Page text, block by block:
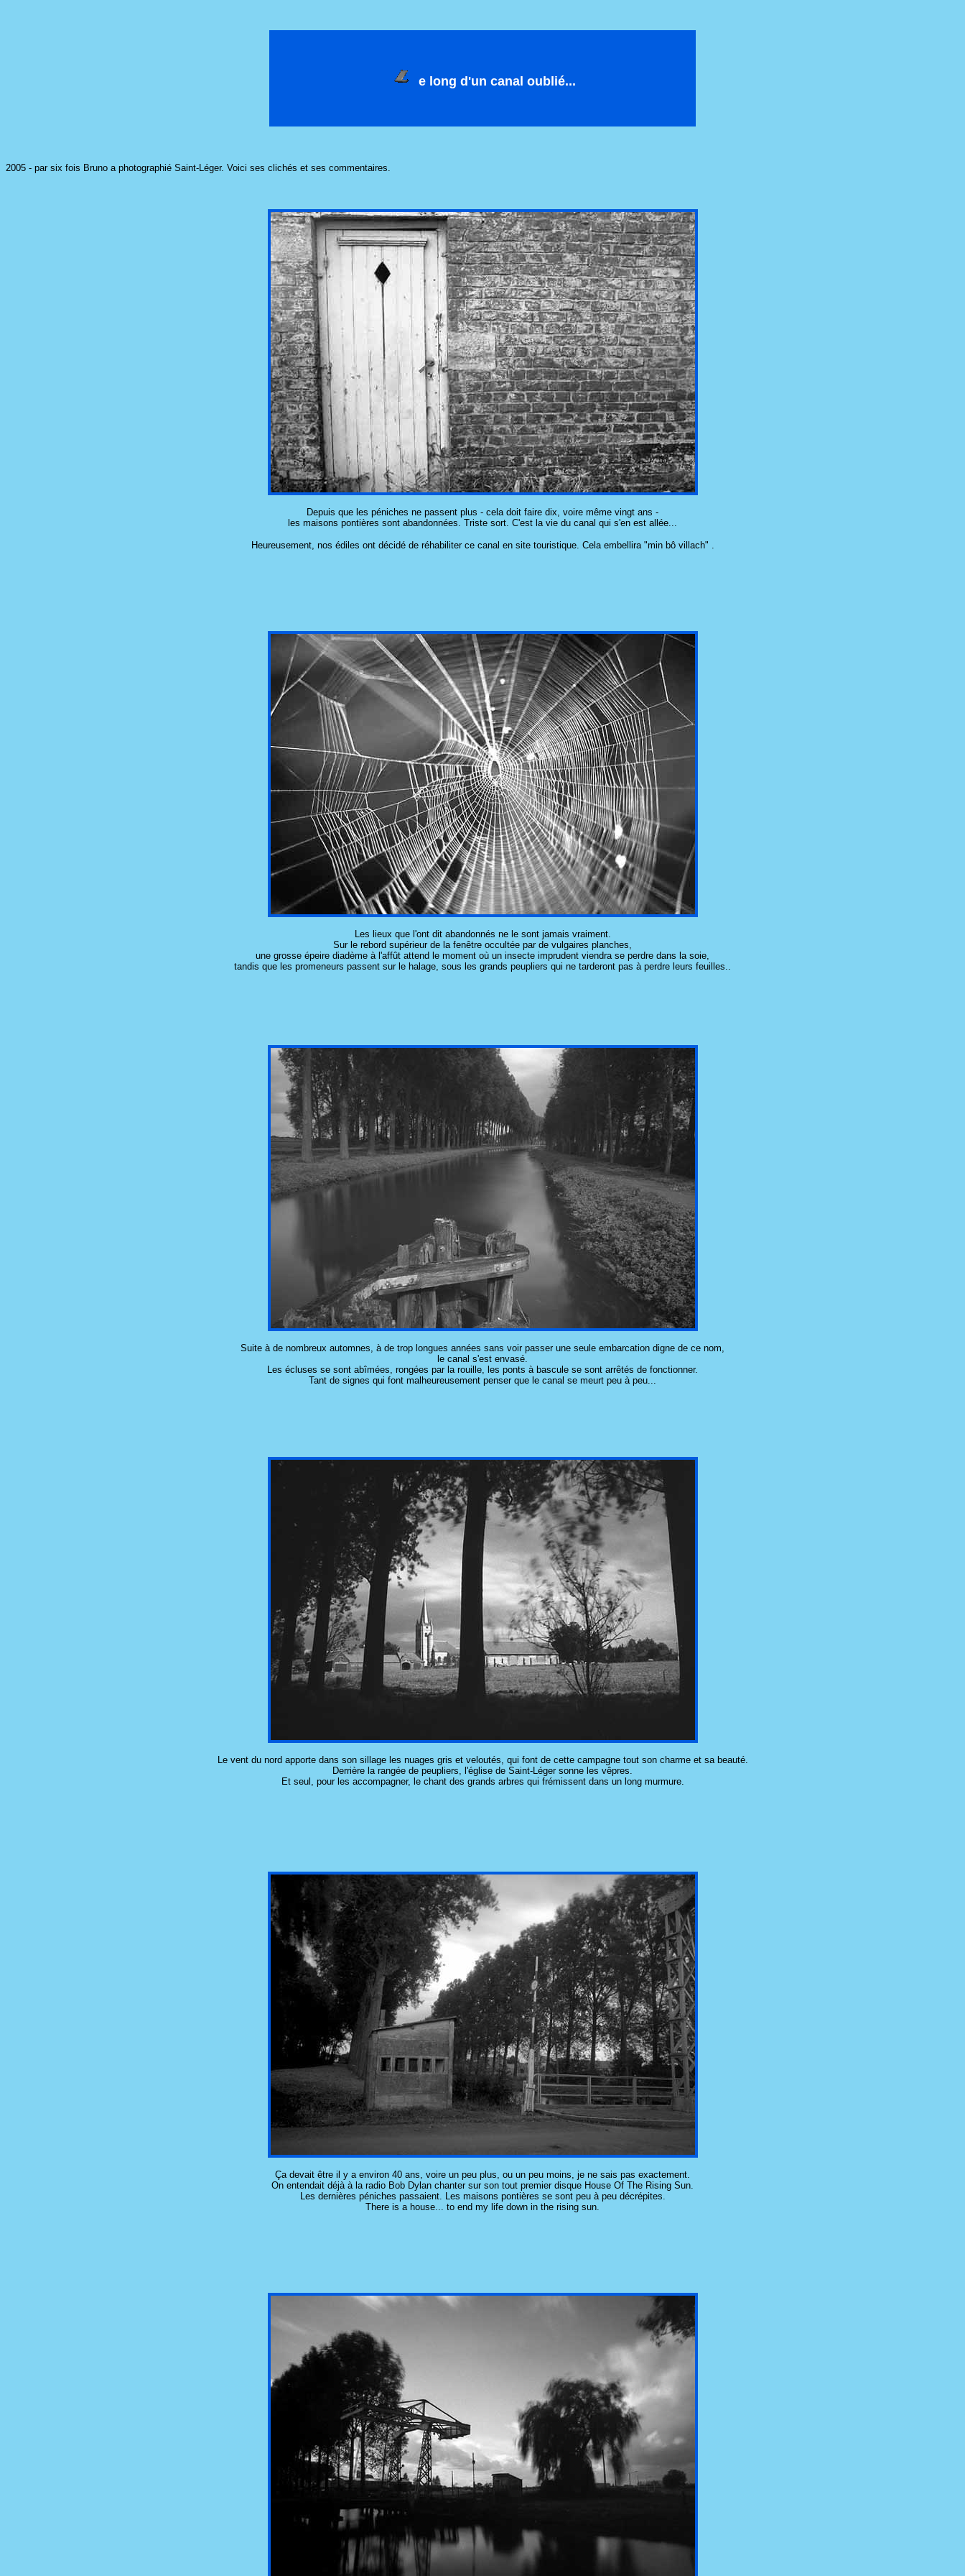
e long d'un canal oublié...
2005 - par six fois Bruno a photographié Saint-Léger. Voici ses clichés et ses commentaires.
Depuis que les péniches ne passent plus - cela doit faire dix, voire même vingt ans -
les maisons pontières sont abandonnées. Triste sort. C'est la vie du canal qui s'en est allée...
Heureusement, nos édiles ont décidé de réhabiliter ce canal en site touristique. Cela embellira "min bô villach" .
Les lieux que l'ont dit abandonnés ne le sont jamais vraiment.
Sur le rebord supérieur de la fenêtre occultée par de vulgaires planches,
une grosse épeire diadème à l'affût attend le moment où un insecte imprudent viendra se perdre dans la soie,
tandis que les promeneurs passent sur le halage, sous les grands peupliers qui ne tarderont pas à perdre leurs feuilles..
Suite à de nombreux automnes, à de trop longues années sans voir passer une seule embarcation digne de ce nom,
le canal s'est envasé.
Les écluses se sont abîmées, rongées par la rouille, les ponts à bascule se sont arrêtés de fonctionner.
Tant de signes qui font malheureusement penser que le canal se meurt peu à peu...
Le vent du nord apporte dans son sillage les nuages gris et veloutés, qui font de cette campagne tout son charme et sa beauté.
Derrière la rangée de peupliers, l'église de Saint-Léger sonne les vêpres.
Et seul, pour les accompagner, le chant des grands arbres qui frémissent dans un long murmure.
Ça devait être il y a environ 40 ans, voire un peu plus, ou un peu moins, je ne sais pas exactement.
On entendait déjà à la radio Bob Dylan chanter sur son tout premier disque House Of The Rising Sun.
Les dernières péniches passaient. Les maisons pontières se sont peu à peu décrépites.
There is a house... to end my life down in the rising sun.